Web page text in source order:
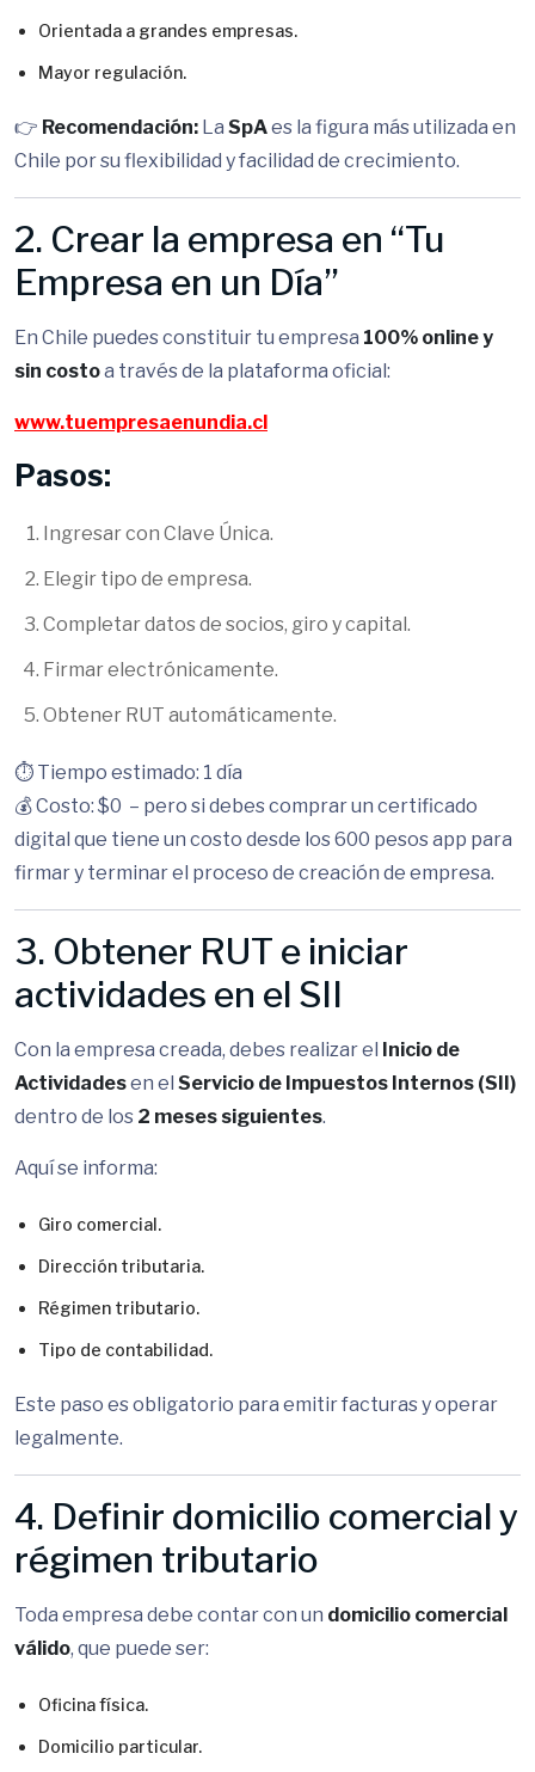
Orientada a grandes empresas.
Mayor regulación.
👉 Recomendación: La SpAes la figura más utilizada en
Chile por su flexibilidad y facilidad de crecimiento.
2. Crear la empresa en “Tu
Empresa en un Día”
En Chile puedes constituir tu empresa 100% online y
sin costoa través de la plataforma oficial:
www.tuempresaenundia.cl
Pasos:
Ingresar con Clave Única.
Elegir tipo de empresa.
Completar datos de socios, giro y capital.
Firmar electrónicamente.
Obtener RUT automáticamente.
⏱️ Tiempo estimado: 1 día
💰 Costo: $0 – pero si debes comprar un certificado
digital que tiene un costo desde los 600 pesos app para
firmar y terminar el proceso de creación de empresa.
3. Obtener RUT e iniciar
actividades en el SII
Con la empresa creada, debes realizar el Inicio de
Actividadesen el Servicio de Impuestos Internos (SII)
dentro de los 2 meses siguientes.
Aquí se informa:
Giro comercial.
Dirección tributaria.
Régimen tributario.
Tipo de contabilidad.
Este paso es obligatorio para emitir facturas y operar
legalmente.
4. Definir domicilio comercial y
régimen tributario
Toda empresa debe contar con un domicilio comercial
válido, que puede ser:
Oficina física.
Domicilio particular.